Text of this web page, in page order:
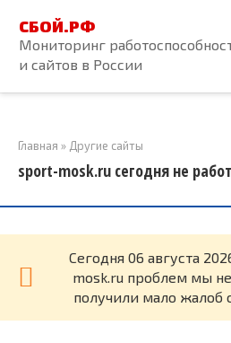
контенту
СБОЙ.РФ
Мониторинг
и сайтов в России
Главная » Другие сайты
sport-mosk.ru сегодня не
Cегодня 06 августа
mosk.ru проблем мы
получили мало жалоб